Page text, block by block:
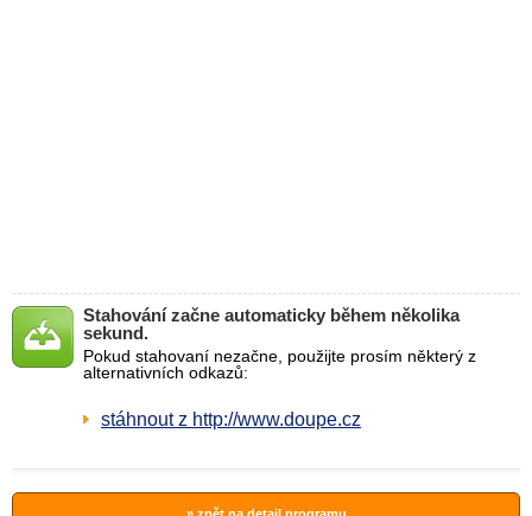
Stahování začne automaticky během několika
sekund.
Pokud stahovaní nezačne, použijte prosím některý z
alternativních odkazů:
stáhnout z http://www.doupe.cz